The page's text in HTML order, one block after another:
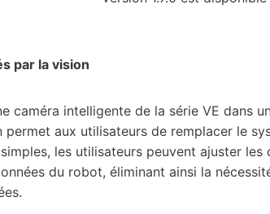
par la vision
caméra intelligente de la série VE dans
aux utilisateurs de remplacer le
les utilisateurs peuvent ajuster les
du robot, éliminant ainsi la